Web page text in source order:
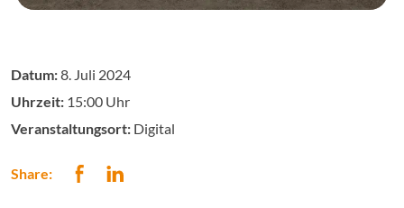
Datum:8. Juli 2024
Uhrzeit: 15:00 Uhr
Veranstaltungsort: Digital
Share: